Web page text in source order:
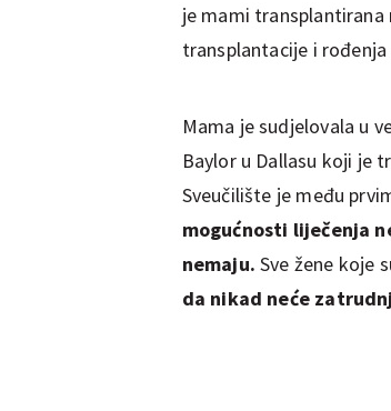
je mami transplantirana
transplantacije i
Mama je sudjelovala u
Baylor u Dallasu koji je
Sveučilište je među
mogućnosti liječenja
nemaju. Sve žene koje
da nikad neće